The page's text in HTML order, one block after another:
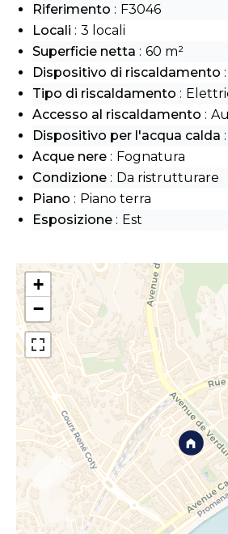
+
−
Riferimento
F3046
Locali
3 locali
Superficie netta
60 m²
Dispositivo di riscaldamento
Tipo di riscaldamento
Accesso al riscaldamento
Dispositivo per l'acqua calda
Acque nere
Fognatura
Condizione
Da ristrutturare
Piano
Piano terra
Esposizione
Est